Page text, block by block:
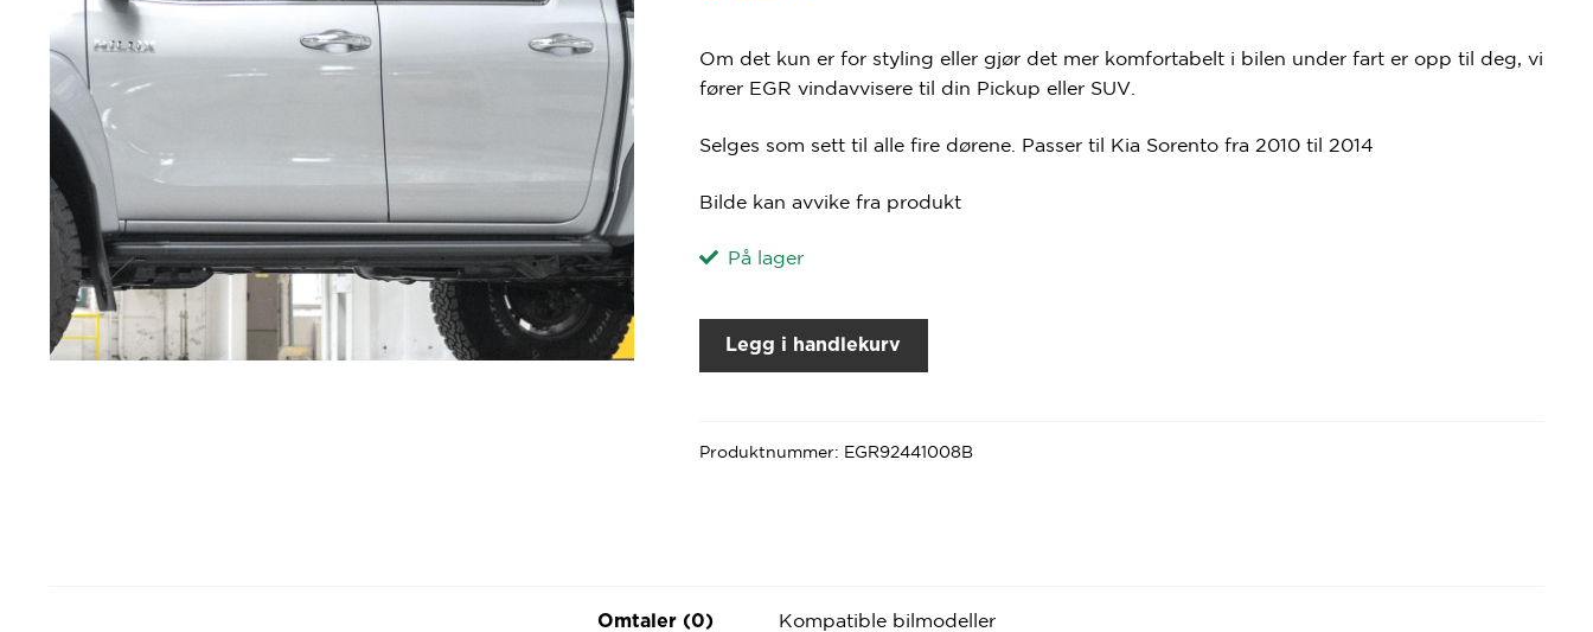
Om det kun er for styling eller gjør det mer komfortabelt i bilen under fart er opp til deg, vi
fører EGR vindavvisere til din Pickup eller SUV.
Selges som sett til alle fire dørene. Passer til Kia Sorento fra 2010 til 2014
Bilde kan avvike fra produkt
På lager
Legg i handlekurv
Produktnummer: EGR92441008B
Omtaler (0) Kompatible bilmodeller